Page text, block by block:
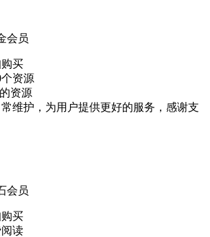
会员
买
资源
资源
维护，为用户提供更好的服务，感谢支
会员
买
读